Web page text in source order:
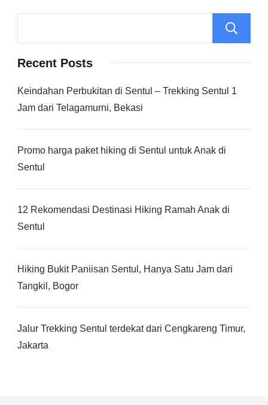
Recent Posts
Keindahan Perbukitan di Sentul – Trekking Sentul 1
Jam dari Telagamurni, Bekasi
Promo harga paket hiking di Sentul untuk Anak di
Sentul
12 Rekomendasi Destinasi Hiking Ramah Anak di
Sentul
Hiking Bukit Paniisan Sentul, Hanya Satu Jam dari
Tangkil, Bogor
Jalur Trekking Sentul terdekat dari Cengkareng Timur,
Jakarta